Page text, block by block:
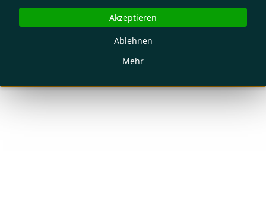
Mehr
Ablehnen
Akzeptieren